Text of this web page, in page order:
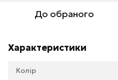
До обраного
Характеристики
Колір